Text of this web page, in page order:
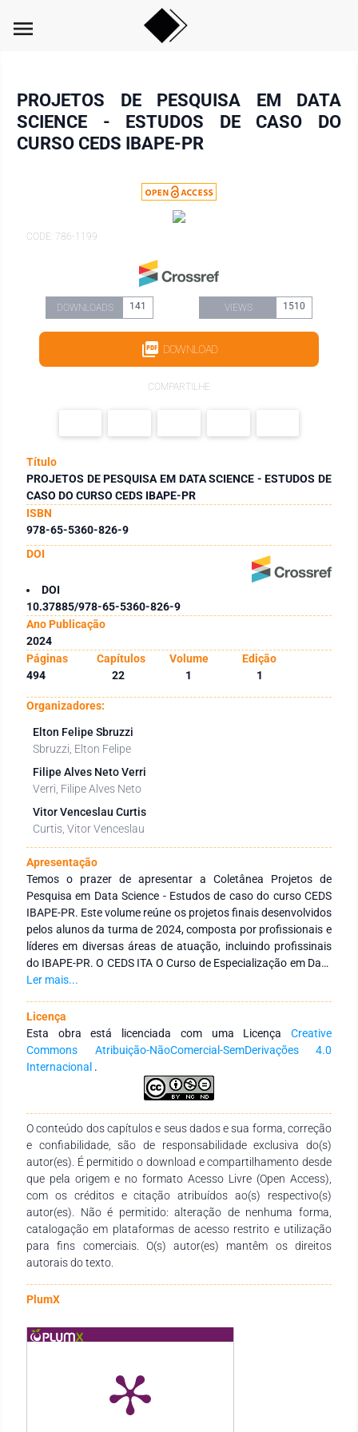
menu
PROJETOS DE PESQUISA EM DATA
SCIENCE - ESTUDOS DE CASO DO
CURSO CEDS IBAPE-PR
CODE: 786-1199
DOWNLOADS 141 VIEWS 1510
DOWNLOAD
COMPARTILHE
Título
PROJETOS DE PESQUISA EM DATA SCIENCE - ESTUDOS DE
CASO DO CURSO CEDS IBAPE-PR
ISBN
978-65-5360-826-9
DOI
DOI
10.37885/978-65-5360-826-9
Ano Publicação
2024
Páginas
Capítulos Volume
Edição
494
22 1 1
Organizadores:
Elton Felipe Sbruzzi
Sbruzzi, Elton Felipe
Filipe Alves Neto Verri
Verri, Filipe Alves Neto
Vitor Venceslau Curtis
Curtis, Vitor Venceslau
Apresentação
Temos o prazer de apresentar a Coletânea Projetos de
Pesquisa em Data Science - Estudos de caso do curso CEDS
IBAPE-PR. Este volume reúne os projetos finais desenvolvidos
pelos alunos da turma de 2024, composta por profissionais e
líderes em diversas áreas de atuação, incluindo profissinais
do IBAPE-PR. O CEDS ITA O Curso de Especialização em Data
Science (CEDS) do ITA é uma pós-graduação lato sensu que
forte ênfase na aplicação prática. O programa visa capacitar
profissionais na área de Ciência de Dados, preparando-os
para enfrentar desafios complexos e gerar insights
estratégicos através do uso de técnicas e ferramentas
avançadas. O curso destaca-se por sua abordagem prática,
focada em solucionar problemas reais e gerar valor para
diversas áreas de negócio. O ITA O Instituto Tecnológico de
Aeronáutica (ITA), fundado em 1950, é uma instituição
pública de ensino superior e pesquisa, reconhecida pela sua
excelência acadêmica e sua relevância internacional. Situado
em São José dos Campos, SP, o ITA oferece programas de
graduação em Engenharia e diversas opções de pós-
graduação, incluindo o CEDS em Data Science. A instituição é
renomada por sua formação de alto nível em áreas
estratégicas, contribuindo significativamente para o
desenvolvimento tecnológico e científico do Brasil. A IBAPE-
PR O Instituto Brasileiro de Avaliações e Perícias de
Engenharia do Paraná (IBAPE-PR), fundado em 1978, é uma
agrônomos especializados em avaliações e perícias de
avanços técnicos, além de promover o desenvolvimento
contínuo e a excelência profissional de seus associados. Um
dos marcos mais significativos dessa trajetória foi a criação
Ler mais...
Licença
Esta obra está licenciada com uma Licença Creative
Commons Atribuição-NãoComercial-SemDerivações 4.0
Internacional .
O conteúdo dos capítulos e seus dados e sua forma, correção
e confiabilidade, são de responsabilidade exclusiva do(s)
autor(es). É permitido o download e compartilhamento desde
que pela origem e no formato Acesso Livre (Open Access),
com os créditos e citação atribuídos ao(s) respectivo(s)
autor(es). Não é permitido: alteração de nenhuma forma,
catalogação em plataformas de acesso restrito e utilização
para fins comerciais. O(s) autor(es) mantêm os direitos
autorais do texto.
PlumX